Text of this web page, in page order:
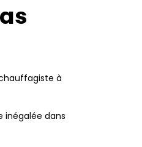
à
inégalée dans